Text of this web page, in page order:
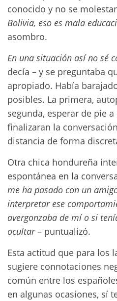
conocido y no se
Bolivia, eso es mala
asombro.
En una situación así no sé
decía – y se preguntaba
apropiado. Había
posibles. La primera,
segunda, esperar de pie
finalizaran la
distancia de forma
Otra chica hondureña
espontánea en la
me ha pasado con un
interpretar ese
avergonzaba de mí o si
ocultar– puntualizó.
Esta actitud que para los
sugiere connotaciones
común entre los
en algunas ocasiones, sí